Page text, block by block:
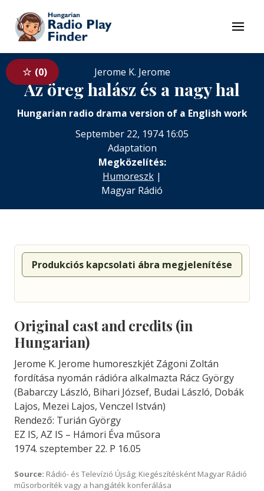
To contents
Menu
0 Jerome K. Jerome
Az öreg halász és a nagy hal
Hungarian radio drama version of a English work
September 22, 1974 16:05
Adaptation
Megközelítés:
Humoreszk |
Magyar Rádió
Produkciós kapcsolati ábra megjelenítése
Original cast and credits (in
Hungarian)
Jerome K. Jerome humoreszkjét Zágoni Zoltán
fordítása nyomán rádióra alkalmazta Rácz György
(Babarczy László, Bihari József, Budai László, Dobák
Lajos, Mezei Lajos, Venczel István)
Rendező: Turián György
EZ IS, AZ IS – Hámori Éva műsora
1974. szeptember 22. P 16.05
Source: Rádió- és Televízió Újság; Kiegészítésként Magyar Rádió
műsorboríték vagy a hangjáték konferálása